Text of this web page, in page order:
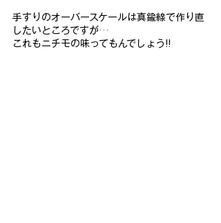
手すりのオーバースケールは真鍮線で作り直
したいところですが…
これもニチモの味ってもんでしょう!!